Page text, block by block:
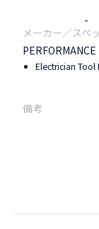
-
PERFORMANCE
Electrician Tool